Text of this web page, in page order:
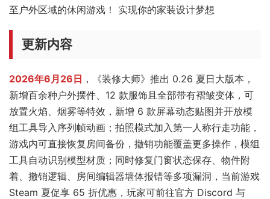
至户外区域的休闲游戏！ 实现你的家装设计梦想
更新内容
2026年6月26日 ，《装修大师》推出 0.26 夏日大版本，
新增百余种户外摆件、12 款服饰且全部带有褶皱变体，可
放置火焰、烟雾等特效，新增 6 款屏幕动态贴图并开放模
组工具导入序列帧动画；拍照模式加入第一人称行走功能，
游戏内可直接恢复房间备份，撤销功能覆盖更多操作，模组
工具自动识别模型材质；同时修复门窗状态保存、物件附
着、撤销逻辑、房间编辑器墙体报错等多项漏洞，当前游戏
Steam 夏促享 65 折优惠，玩家可前往官方 Discord 与